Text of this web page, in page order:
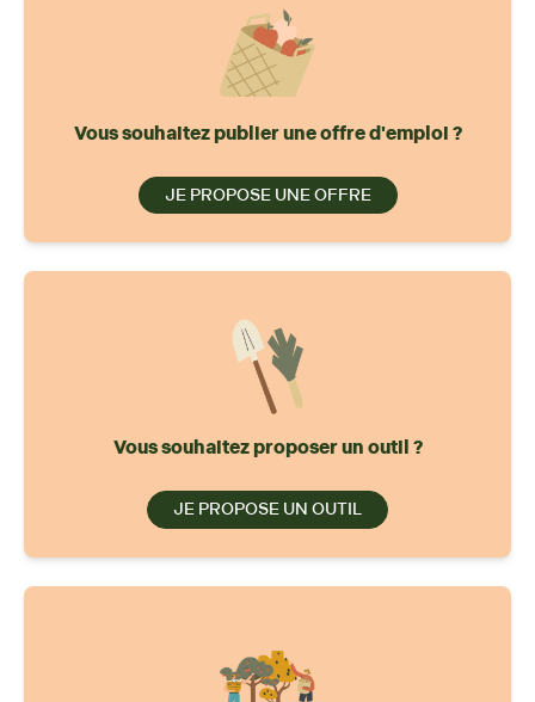
Vous souhaitez publier une offre d'emploi ?
JE PROPOSE UNE OFFRE
Vous souhaitez proposer un outil ?
JE PROPOSE UN OUTIL